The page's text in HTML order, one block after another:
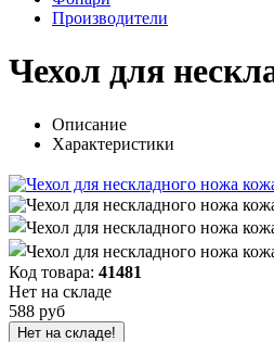
Производители
Чехол для
Описание
Характеристики
Код товара: 41481
Нет на складе
588 руб
Нет на складе!